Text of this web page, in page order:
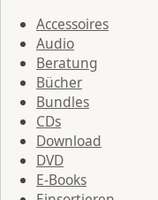
Accessoires
Audio
Beratung
Bücher
Bundles
CDs
Download
DVD
E-Books